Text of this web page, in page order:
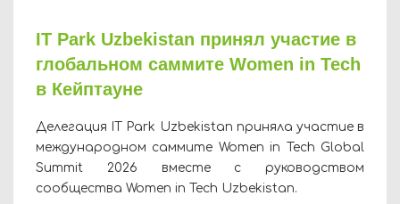
IT Park Uzbekistan принял участие в
глобальном саммите Women in Tech
в Кейптауне
Делегация IT Park Uzbekistan приняла участие в
международном саммите Women in Tech Global
Summit 2026 вместе с руководством
сообщества Women in Tech Uzbekistan.